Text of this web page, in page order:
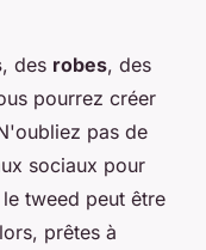
, des robes, des
pourrez créer
pas de
sociaux pour
tweed peut être
prêtes à